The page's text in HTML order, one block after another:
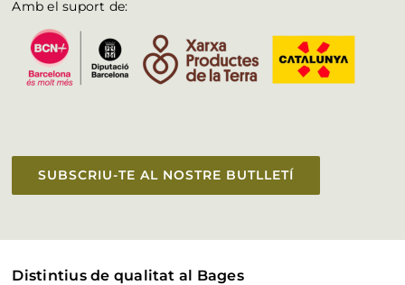
Amb el suport de:
SUBSCRIU-TE AL NOSTRE BUTLLETÍ
Distintius de qualitat al Bages